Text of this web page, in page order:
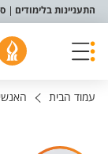
תפריט נגישות
התעניינות בלימודים
עמוד הבית